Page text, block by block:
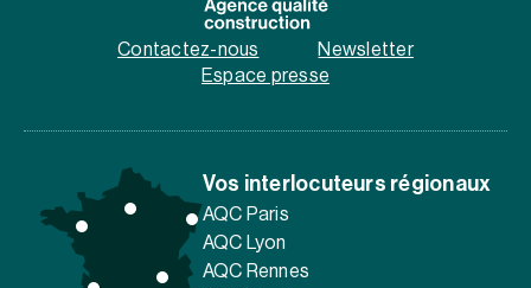
Contactez-nous
Newsletter
Espace presse
Vos interlocuteurs régionaux
AQC Paris
AQC Lyon
AQC Rennes